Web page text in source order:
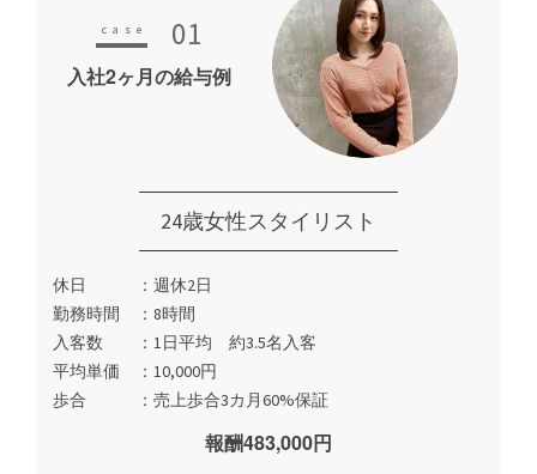
01
入社2ヶ月の給与例
24歳女性スタイリスト
休日
週休2日
勤務時間
8時間
入客数
1日平均 約3.5名入客
平均単価
10,000円
歩合
売上歩合3カ月60%保証
報酬483,000円